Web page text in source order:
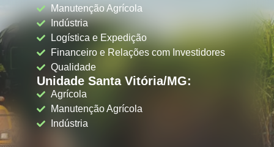
Manutenção Agrícola
Indústria
Logística e Expedição
Financeiro e Relações com Investidores
Qualidade
Unidade Santa Vitória/MG:
Agrícola
Manutenção Agrícola
Indústria